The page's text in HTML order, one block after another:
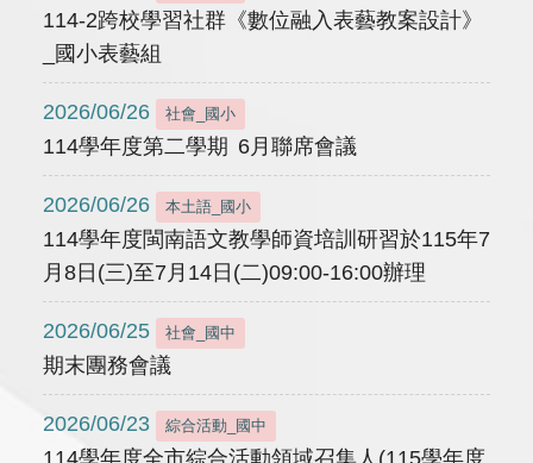
114-2跨校學習社群《數位融入表藝教案設計》
_國小表藝組
2026/06/26 社會_國小
114學年度第二學期 6月聯席會議
2026/06/26 本土語_國小
114學年度閩南語文教學師資培訓研習於115年7
月8日(三)至7月14日(二)09:00-16:00辦理
2026/06/25 社會_國中
期末團務會議
2026/06/23 綜合活動_國中